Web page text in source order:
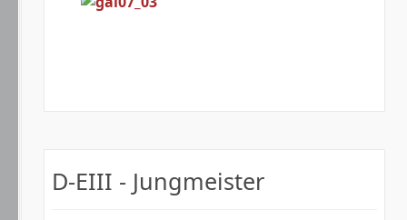
D-EIII - Jungmeister